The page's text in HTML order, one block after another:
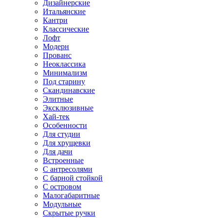
Дизайнерские
Итальянские
Кантри
Классические
Лофт
Модерн
Прованс
Неоклассика
Минимализм
Под старину
Скандинавские
Элитные
Эксклюзивные
Хай-тек
Особенности
Для студии
Для хрущевки
Для дачи
Встроенные
С антресолями
С барной стойкой
С островом
Малогабаритные
Модульные
Скрытые ручки